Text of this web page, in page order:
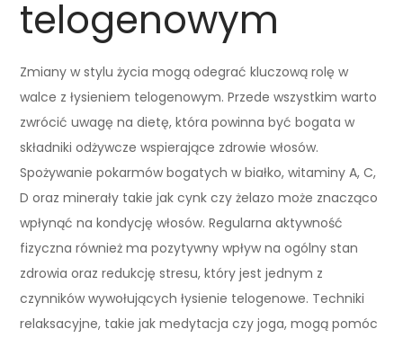
telogenowym
Zmiany w stylu życia mogą odegrać kluczową rolę w
walce z łysieniem telogenowym. Przede wszystkim warto
zwrócić uwagę na dietę, która powinna być bogata w
składniki odżywcze wspierające zdrowie włosów.
Spożywanie pokarmów bogatych w białko, witaminy A, C,
D oraz minerały takie jak cynk czy żelazo może znacząco
wpłynąć na kondycję włosów. Regularna aktywność
fizyczna również ma pozytywny wpływ na ogólny stan
zdrowia oraz redukcję stresu, który jest jednym z
czynników wywołujących łysienie telogenowe. Techniki
relaksacyjne, takie jak medytacja czy joga, mogą pomóc